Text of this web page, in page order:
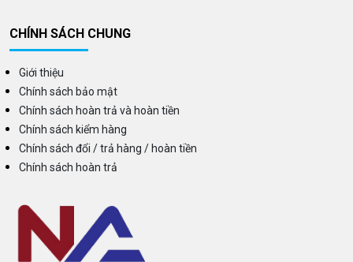
CHÍNH SÁCH CHUNG
Giới thiệu
Chính sách bảo mật
Chính sách hoàn trả và hoàn tiền
Chính sách kiểm hàng
Chính sách đổi / trả hàng / hoàn tiền
Chính sách hoàn trả